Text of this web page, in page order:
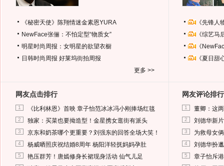
《秘密天使》陈翔情迷金素恩YURA
NewFace张俪：不怕定型“物质女”
明星时尚周报：女明星的欲望衣橱
日韩时尚周报 好莱坞街拍周报
更多 >>
《先锋
《综艺
《
《夏日
网友点击排行
1 《比利林恩》首映 章子怡范冰冰冯小刚捧场红毯
2 独家：买菜也要拗造型！金星携女逛街有派头
3 京东和奶茶哪个更重要？刘强东的回答全场大笑！
4 杨威晒照庆祝结婚8周年 杨阳洋轻抚妈妈孕肚
5 艳压群芳！唐嫣修身长裙现身活动 仙气儿足
网友评论排行
1 董卿：这
2 刘德华新
3 为救母女
4 刘德华扮
5 章子怡斥